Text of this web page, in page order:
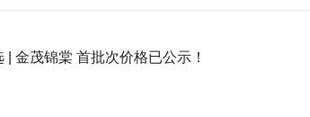
金茂锦棠 首批次价格已公示！